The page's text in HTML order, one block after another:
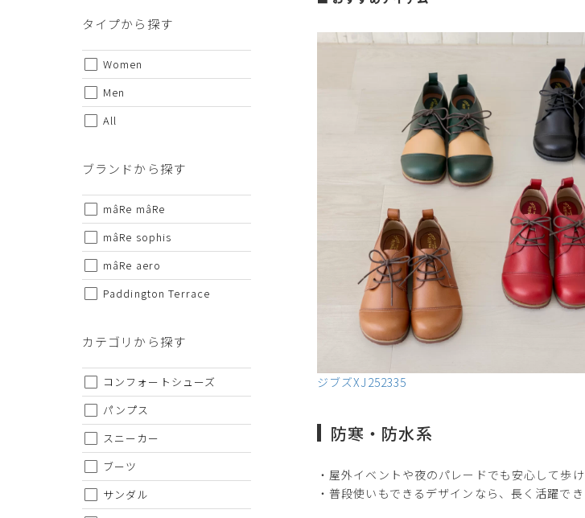
ジブズXJ252335
防寒・防水系
・屋外イベントや夜のパレードでも安心して歩
・普段使いもできるデザインなら、長く活躍で
タイプから探す
Women
Men
All
ブランドから探す
mâRe mâRe
mâRe sophis
mâRe aero
Paddington Terrace
カテゴリから探す
コンフォートシューズ
パンプス
スニーカー
ブーツ
サンダル
クレジットカード・銀行振込（前払い）・Amazonペイ・代
金引換の中からお好きな決済方法をお選びいただけます。
お届け時間帯の指定について
いただけます。ご指定可能な時間帯は
ご注意事項